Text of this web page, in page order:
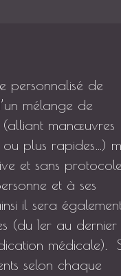
personnalisé de
mélange de
(alliant manœuvres
plus rapides…)
et sans protocole
et à ses
il sera
(du 1er au dernier
médicale).
selon chaque